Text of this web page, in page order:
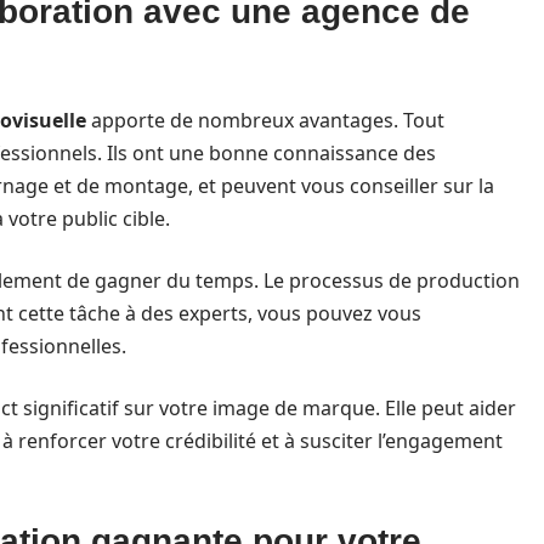
avec une agence de
apporte de nombreux avantages. Tout
Ils ont une bonne connaissance des
et de montage, et peuvent vous conseiller sur la
votre public cible.
de gagner du temps. Le processus de production
cette tâche à des experts, vous pouvez vous
significatif sur votre image de marque. Elle peut aider
renforcer votre crédibilité et à susciter l’engagement